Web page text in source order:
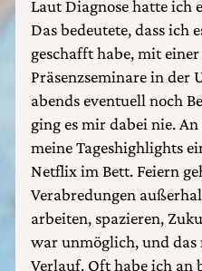
Laut Diagnose hatte ich
Das bedeutete, dass ich
geschafft habe, mit
Präsenzseminare in der
abends eventuell noch
ging es mir dabei nie.
meine Tageshighlights
Netflix im Bett. Feiern
Verabredungen
arbeiten, spazieren,
war unmöglich, und das
Verlauf. Oft habe ich an